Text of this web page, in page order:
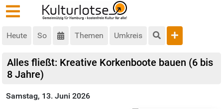
Heute So Themen Umkreis
Alles fließt: Kreative Korkenboote bauen (6 bis
8 Jahre)
Samstag, 13. Juni 2026